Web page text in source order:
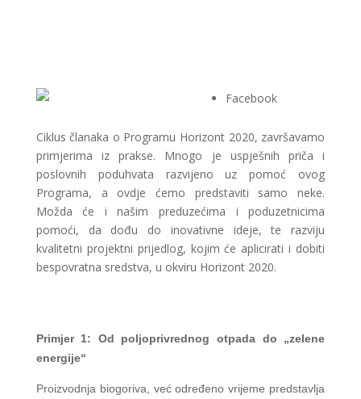
Facebook
Ciklus članaka o Programu Horizont 2020, završavamo
primjerima iz prakse. Mnogo je uspješnih priča i
poslovnih poduhvata razvijeno uz pomoć ovog
Programa, a ovdje ćemo predstaviti samo neke.
Možda će i našim preduzećima i poduzetnicima
pomoći, da dođu do inovativne ideje, te razviju
kvalitetni projektni prijedlog, kojim će aplicirati i dobiti
bespovratna sredstva, u okviru Horizont 2020.
Primjer 1: Od poljoprivrednog otpada do „zelene
energije“
Proizvodnja biogoriva, već određeno vrijeme predstavlja